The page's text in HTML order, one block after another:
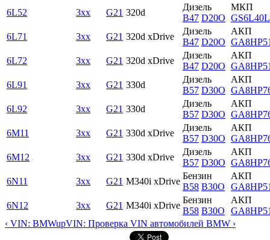
6L52
3xx G21 320d
Дизель
B47 D20O
МКП
6L71
3xx G21 320d xDrive
Дизель
B47 D20O
АКП
6L72
3xx G21 320d xDrive
Дизель
B47 D20O
АКП
6L91
3xx G21 330d
Дизель
B57 D30O
АКП
6L92
3xx G21 330d
Дизель
B57 D30O
АКП
6M11
3xx G21 330d xDrive
Дизель
B57 D30O
АКП
6M12
3xx G21 330d xDrive
Дизель
B57 D30O
АКП
6N11
3xx G21 M340i xDrive
Бензин
B58 B30O
АКП
6N12
3xx G21 M340i xDrive
Бензин
B58 B30O
АКП
‹ VIN: BMWupVIN: Проверка VIN автомобилей BMW ›